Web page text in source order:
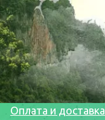
Оплата и доставка